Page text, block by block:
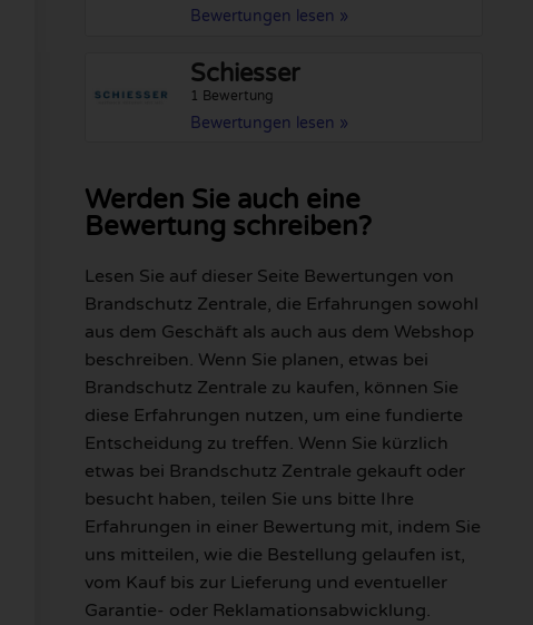
Bewertungen lesen »
Schiesser
1 Bewertung
Bewertungen lesen »
Werden Sie auch eine
Bewertung schreiben?
Lesen Sie auf dieser Seite Bewertungen von
Brandschutz Zentrale, die Erfahrungen sowohl
aus dem Geschäft als auch aus dem Webshop
beschreiben. Wenn Sie planen, etwas bei
Brandschutz Zentrale zu kaufen, können Sie
diese Erfahrungen nutzen, um eine fundierte
Entscheidung zu treffen. Wenn Sie kürzlich
etwas bei Brandschutz Zentrale gekauft oder
besucht haben, teilen Sie uns bitte Ihre
Erfahrungen in einer Bewertung mit, indem Sie
uns mitteilen, wie die Bestellung gelaufen ist,
vom Kauf bis zur Lieferung und eventueller
Garantie- oder Reklamationsabwicklung.